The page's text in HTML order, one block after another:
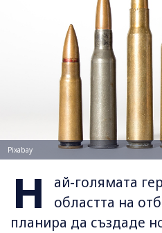
Pixabay
Н
ай-голямата
областта на
планира да създаде